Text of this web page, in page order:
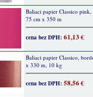
Baliaci papier Classico
75 cm x 350 m
cena bez DPH: 61,13 €
Baliaci papier Classico,
x 330 m, 10 kg
cena bez DPH: 58,56 €